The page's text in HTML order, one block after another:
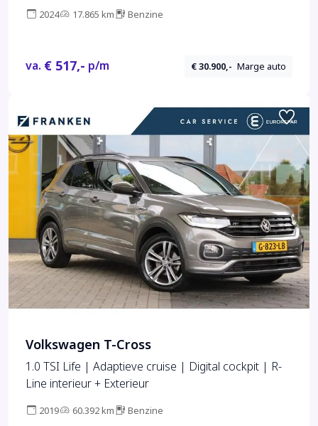
2024 17.865 km Benzine
va. € 517,- p/m € 30.900,- Marge auto
Volkswagen T-Cross
1.0 TSI Life | Adaptieve cruise | Digital cockpit | R-
Line interieur + Exterieur
2019 60.392 km Benzine